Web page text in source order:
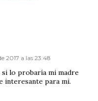
2017 a las 23:48
si lo probaría mi madre
interesante para mi.